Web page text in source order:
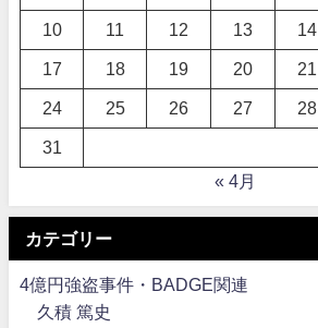
10 11 12 13 14
17 18 19 20 21
24 25 26 27 28
31
« 4月
カテゴリー
4億円強盗事件・BADGE関連
久積 篤史